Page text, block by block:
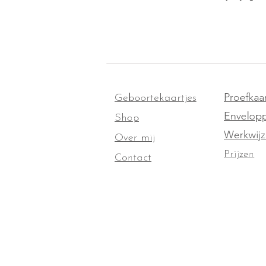
Geboortekaartjes
Shop
Over mij
Contact
Prijzen